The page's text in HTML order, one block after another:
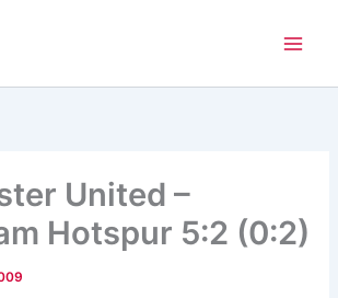
United –
Hotspur 5:2 (0:2)